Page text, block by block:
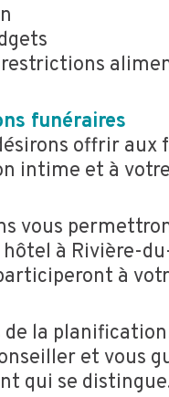
restrictions
funéraires
offrir
intime et à
vous
à Rivière-
à
la
et vous
qui se